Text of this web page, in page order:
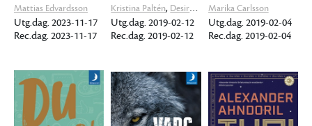
Mattias Edvardsson
Utg.dag. 2023-11-17
Rec.dag. 2023-11-17
Kristina Paltén, Desirée Stattin Drakenberg
Utg.dag. 2019-02-12
Rec.dag. 2019-02-12
Marika Carlsson
Utg.dag. 2019-02-04
Rec.dag. 2019-02-04